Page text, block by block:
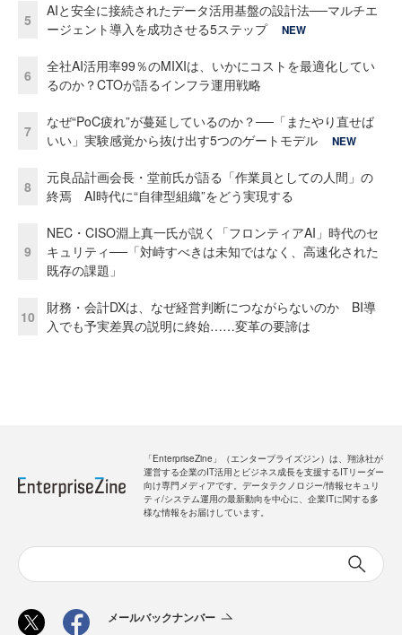
5
AIと安全に接続されたデータ活用基盤の設計法──マルチエ
ージェント導入を成功させる5ステップ
NEW
6
全社AI活用率99％のMIXIは、いかにコストを最適化してい
るのか？CTOが語るインフラ運用戦略
7
なぜ“PoC疲れ”が蔓延しているのか？──「またやり直せば
いい」実験感覚から抜け出す5つのゲートモデル
NEW
8
元良品計画会長・堂前氏が語る「作業員としての人間」の
終焉 AI時代に“自律型組織”をどう実現する
9
NEC・CISO淵上真一氏が説く「フロンティアAI」時代のセ
キュリティ──「対峙すべきは未知ではなく、高速化された
既存の課題」
10
財務・会計DXは、なぜ経営判断につながらないのか BI導
入でも予実差異の説明に終始……変革の要諦は
「EnterpriseZine」（エンタープライズジン）は、翔泳社が
運営する企業のIT活用とビジネス成長を支援するITリーダー
向け専門メディアです。データテクノロジー/情報セキュリ
ティ/システム運用の最新動向を中心に、企業ITに関する多
様な情報をお届けしています。
メールバックナンバー